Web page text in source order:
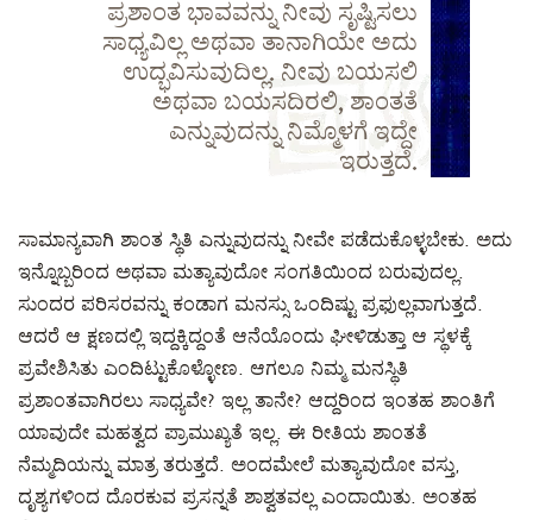
ಪ್ರಶಾಂತ ಭಾವವನ್ನು ನೀವು ಸೃಷ್ಟಿಸಲು
ಸಾಧ್ಯವಿಲ್ಲ ಅಥವಾ ತಾನಾಗಿಯೇ ಅದು
ಉದ್ಭವಿಸುವುದಿಲ್ಲ. ನೀವು ಬಯಸಲಿ
ಅಥವಾ ಬಯಸದಿರಲಿ, ಶಾಂತತೆ
ಎನ್ನುವುದನ್ನು ನಿಮ್ಮೊಳಗೆ ಇದ್ದೇ
ಇರುತ್ತದೆ.
ಸಾಮಾನ್ಯವಾಗಿ ಶಾಂತ ಸ್ಥಿತಿ ಎನ್ನುವುದನ್ನು ನೀವೇ ಪಡೆದುಕೊಳ್ಳಬೇಕು. ಅದು
ಇನ್ನೊಬ್ಬರಿಂದ ಅಥವಾ ಮತ್ಯಾವುದೋ ಸಂಗತಿಯಿಂದ ಬರುವುದಲ್ಲ.
ಸುಂದರ ಪರಿಸರವನ್ನು ಕಂಡಾಗ ಮನಸ್ಸು ಒಂದಿಷ್ಟು ಪ್ರಫುಲ್ಲವಾಗುತ್ತದೆ.
ಆದರೆ ಆ ಕ್ಷಣದಲ್ಲಿ ಇದ್ದಕ್ಕಿದ್ದಂತೆ ಆನೆಯೊಂದು ಘೀಳಿಡುತ್ತಾ ಆ ಸ್ಥಳಕ್ಕೆ
ಪ್ರವೇಶಿಸಿತು ಎಂದಿಟ್ಟುಕೊಳ್ಳೋಣ. ಆಗಲೂ ನಿಮ್ಮ ಮನಸ್ಥಿತಿ
ಪ್ರಶಾಂತವಾಗಿರಲು ಸಾಧ್ಯವೇ? ಇಲ್ಲ ತಾನೇ? ಆದ್ದರಿಂದ ಇಂತಹ ಶಾಂತಿಗೆ
ಯಾವುದೇ ಮಹತ್ವದ ಪ್ರಾಮುಖ್ಯತೆ ಇಲ್ಲ. ಈ ರೀತಿಯ ಶಾಂತತೆ
ನೆಮ್ಮದಿಯನ್ನು ಮಾತ್ರ ತರುತ್ತದೆ. ಅಂದಮೇಲೆ ಮತ್ಯಾವುದೋ ವಸ್ತು,
ದೃಶ್ಯಗಳಿಂದ ದೊರಕುವ ಪ್ರಸನ್ನತೆ ಶಾಶ್ವತವಲ್ಲ ಎಂದಾಯಿತು. ಅಂತಹ